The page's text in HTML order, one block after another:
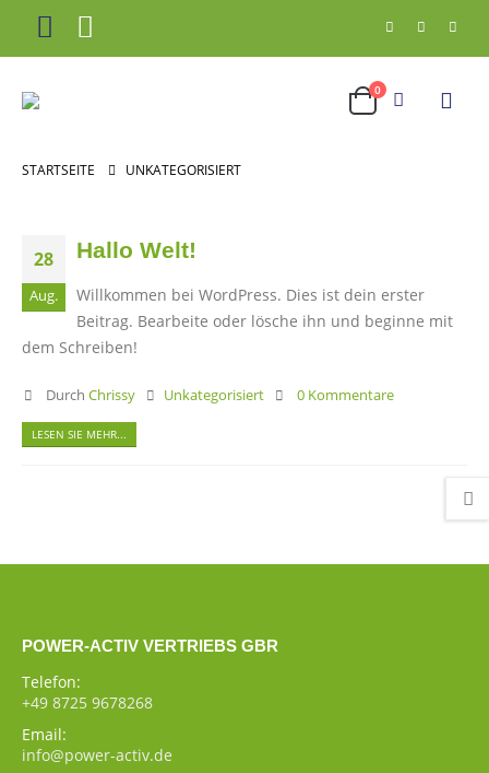
0
STARTSEITE UNKATEGORISIERT
28
Aug.
Hallo Welt!
Willkommen bei WordPress. Dies ist dein erster
Beitrag. Bearbeite oder lösche ihn und beginne mit
dem Schreiben!
Durch Chrissy Unkategorisiert 0 Kommentare
LESEN SIE MEHR...
POWER-ACTIV VERTRIEBS GBR
Telefon:
+49 8725 9678268
Email:
info@power-activ.de